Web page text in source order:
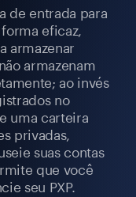
de entrada para
eficaz,
armazenar
armazenam
ao invés
no
uma carteira
privadas,
suas contas
que você
seu PXP.